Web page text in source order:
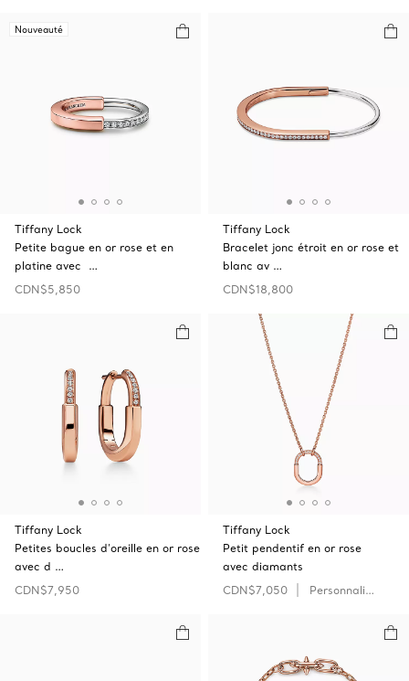
Nouveauté
Tiffany Lock
Petite bague en or rose et en
platine avec …
CDN$5,850
Tiffany Lock
Bracelet jonc étroit en or rose et
blanc av …
CDN$18,800
Tiffany Lock
Petites boucles d’oreille en or rose
avec d …
CDN$7,950
Tiffany Lock
Petit pendentif en or rose
avec diamants
CDN$7,050
Personnaliser